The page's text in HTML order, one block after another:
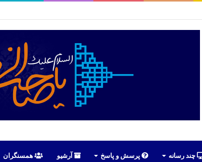
حسینیون آذربایجان در ایران | علی اکبر رائفی پور
چند رسانه پرسش و پاسخ آرشیو همسنگران